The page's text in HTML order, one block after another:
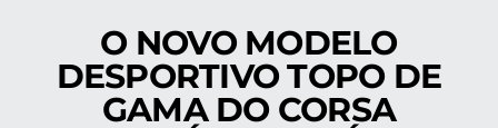
O NOVO MODELO
DESPORTIVO TOPO DE
GAMA DO CORSA